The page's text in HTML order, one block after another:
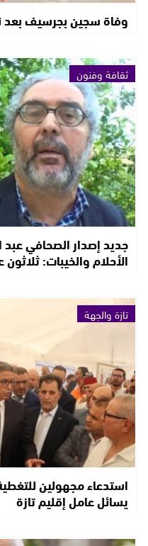
وفاة سجين بجرسيف
ثقافة وفنون
جديد إصدار الصحافي عبد
الأحلام والخيبات:
تازة والجهة
استدعاء مجهولين
يسائل عامل إقليم تازة